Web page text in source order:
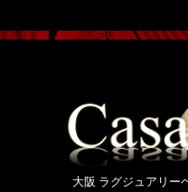
大阪 ラグジュアリー